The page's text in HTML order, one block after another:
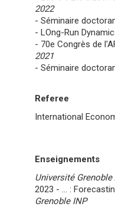
2022
- Séminaire
- LOng-Run
- 70e Congrès de
2021
- Séminaire
Referee
International
Enseignements
Université Grenoble
2023 - ... :
Grenoble INP